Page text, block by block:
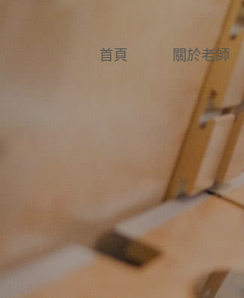
首頁 關於老師